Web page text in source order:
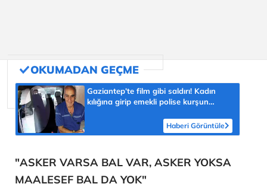
Gaziantep’te film gibi saldırı! Kadın
kılığına girip emekli polise kurşun
Haberi Görüntüle
"ASKER VARSA BAL VAR, ASKER YOKSA
MAALESEF BAL DA YOK"